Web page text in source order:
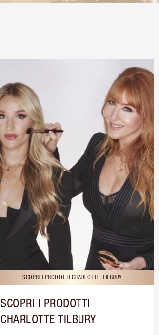
SCOPRI I PRODOTTI CHARLOTTE TILBURY
SCOPRI I PRODOTTI
CHARLOTTE TILBURY